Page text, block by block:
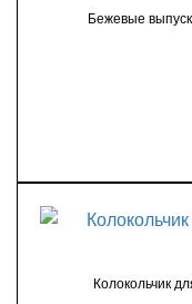
Бежевые
Колокольчик